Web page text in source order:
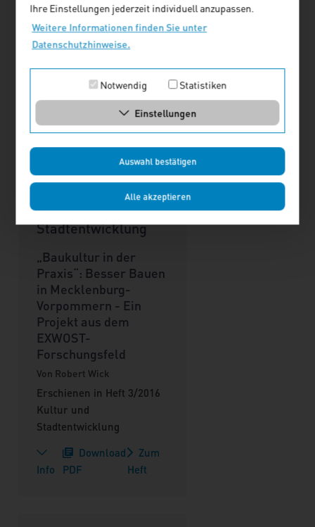
Ihre Einstellungen jederzeit individuell anzupassen.
Weitere Informationen finden Sie unter
Datenschutzhinweise.
Notwendig Statistiken
Einstellungen
Auswahl bestätigen
Alle akzeptieren
Forum Wohnen und
Stadtentwicklung
„Baukultur in der
Praxis“: Besser Bauen
in Mecklenburg-
Vorpommern - Ein
Projekt aus dem
EXWOST-
Forschungsfeld
Von Robert Wick
Erschienen in Heft 3/2016
Kultur und
Stadtentwicklung
Info
Download
PDF
Zum
Heft